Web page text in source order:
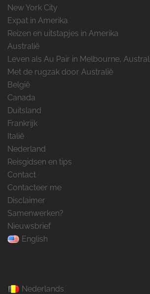
New York City
Expat in Amerika
Reizen en uitstapjes in Amerika
Australië
Leven als Au Pair in Melbourne,
Met de rugzak door Australië
België
Canada
Duitsland
Frankrijk
Italië
Nederland
Reisgidsen en tips
Contact
Contacteer me
Disclaimer
Samenwerken?
Nieuwsbrief
English
Nederlands